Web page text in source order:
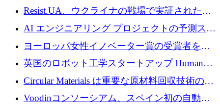
ッション製品インテリジェンス プラットフォ
ームを拡大するためにプレシードを調達
Resist.UA、ウクライナの戦場で実証された防
衛技術を拡大するために5,000万ユーロの欧州
基金を立ち上げる
AI エンジニアリング プロジェクトの予測スタ
ートアップ Cascade が a16z アクセラレータか
らの支援を獲得
ヨーロッパ女性イノベーター賞の受賞者を紹
介します
英国のロボット工学スタートアップ Humanoid
がシリーズ A 1 億 5,200 万ドルで評価額 13 億
5,000 万ドルに到達
Circular Materials は重要な原材料回収技術の拡
張に 1,180 万ユーロを確保
Voodinコンソーシアム、スペイン初の自動木